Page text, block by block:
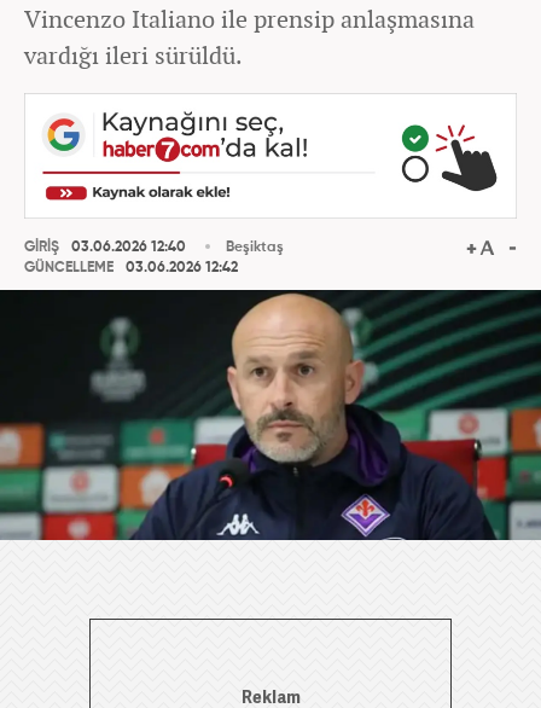
Vincenzo Italiano ile prensip anlaşmasına
vardığı ileri sürüldü.
GİRİŞ
03.06.2026 12:40
GÜNCELLEME
03.06.2026 12:42
Beşiktaş